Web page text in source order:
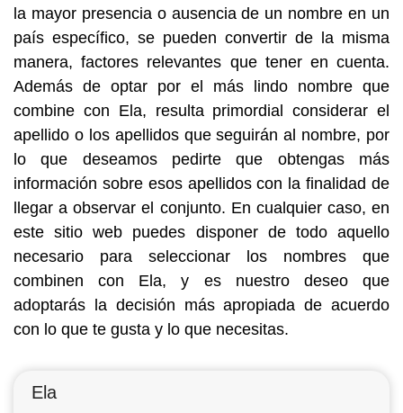
la mayor presencia o ausencia de un nombre en un
país específico, se pueden convertir de la misma
manera, factores relevantes que tener en cuenta.
Además de optar por el más lindo nombre que
combine con Ela, resulta primordial considerar el
apellido o los apellidos que seguirán al nombre, por
lo que deseamos pedirte que obtengas más
información sobre esos apellidos con la finalidad de
llegar a observar el conjunto. En cualquier caso, en
este sitio web puedes disponer de todo aquello
necesario para seleccionar los nombres que
combinen con Ela, y es nuestro deseo que
adoptarás la decisión más apropiada de acuerdo
con lo que te gusta y lo que necesitas.
Ela